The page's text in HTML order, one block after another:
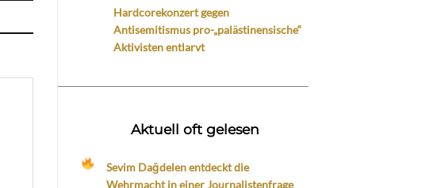
Hardcorekonzert gegen
Antisemitismus pro-„palästinensische“
Aktivisten entlarvt
Aktuell oft gelesen
Sevim Dağdelen entdeckt die
Wehrmacht in einer Journalistenfrage